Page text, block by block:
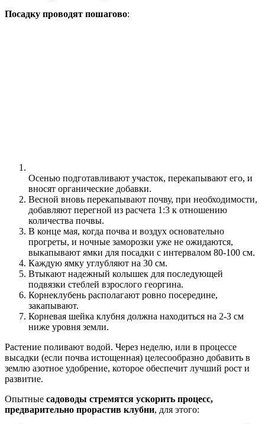
Посадку проводят пошагово:
Осенью подготавливают участок, перекапывают его, и
вносят органические добавки.
Весной вновь перекапывают почву, при необходимости,
добавляют перегной из расчета 1:3 к отношению
количества почвы.
В конце мая, когда почва и воздух основательно
прогреты, и ночные заморозки уже не ожидаются,
выкапывают ямки для посадки с интервалом 80-100 см.
Каждую ямку углубляют на 30 см.
Втыкают надежный колышек для последующей
подвязки стеблей взрослого георгина.
Корнеклубень располагают ровно посередине,
закапывают.
Корневая шейка клубня должна находиться на 2-3 см
ниже уровня земли.
Растение поливают водой. Через неделю, или в процессе
высадки (если почва истощенная) целесообразно добавить в
землю азотное удобрение, которое обеспечит лучший рост и
развитие.
Опытные садоводы стремятся ускорить процесс,
предварительно прорастив клубни, для этого: